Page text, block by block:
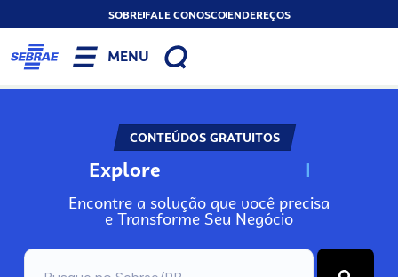
SOBREFALE CONOSCOENDEREÇOS
MENU
CONTEÚDOS GRATUITOS
Explore N
Encontre a solução que você precisa
e Transforme Seu Negócio